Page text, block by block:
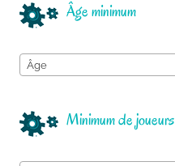
Âge minimum
Âge
Minimum de joueurs